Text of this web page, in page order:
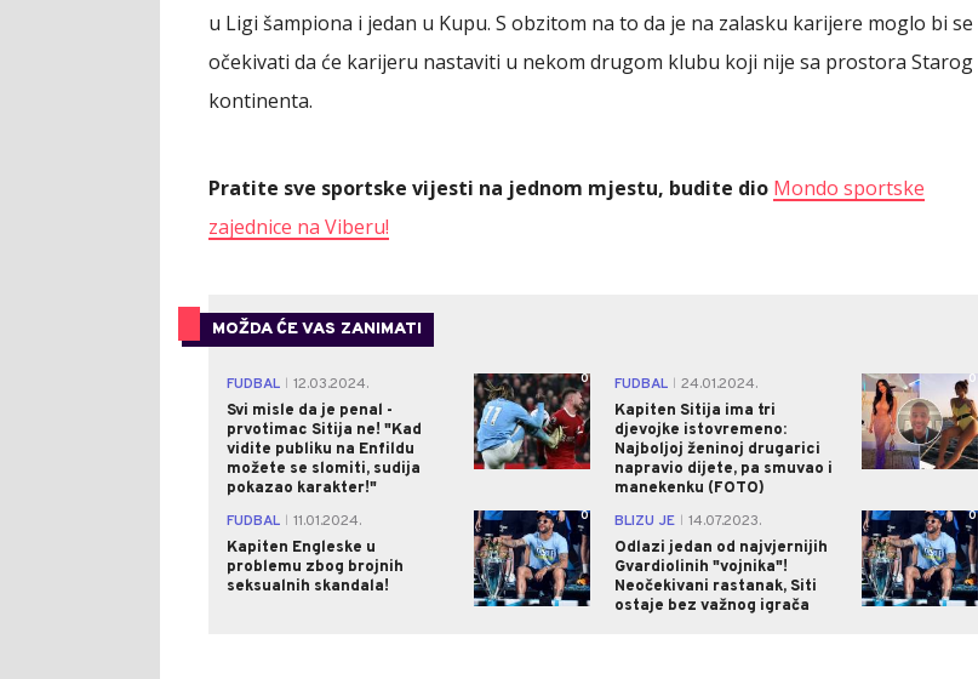
u Ligi šampiona i jedan u Kupu. S obzitom na to da je na zalasku karijere moglo bi se
očekivati da će karijeru nastaviti u nekom drugom klubu koji nije sa prostora Starog
kontinenta.
Pratite sve sportske vijesti na jednom mjestu, budite dio Mondo sportske
zajednice na Viberu!
MOŽDA ĆE VAS ZANIMATI
FUDBAL
12.03.2024.
Svi misle da je penal -
prvotimac Sitija ne! "Kad
vidite publiku na Enfildu
možete se slomiti, sudija
pokazao karakter!"
0 FUDBAL
24.01.2024.
Kapiten Sitija ima tri
djevojke istovremeno:
Najboljoj ženinoj drugarici
napravio dijete, pa smuvao i
manekenku (FOTO)
0
FUDBAL
11.01.2024.
Kapiten Engleske u
problemu zbog brojnih
seksualnih skandala!
0 BLIZU JE
14.07.2023.
Odlazi jedan od najvjernijih
Gvardiolinih "vojnika"!
Neočekivani rastanak, Siti
ostaje bez važnog igrača
0